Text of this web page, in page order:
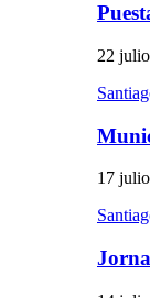
22
17